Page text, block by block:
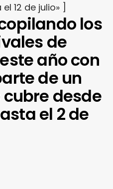
12 de julio» ]
los
de
año con
de un
desde
el 2 de